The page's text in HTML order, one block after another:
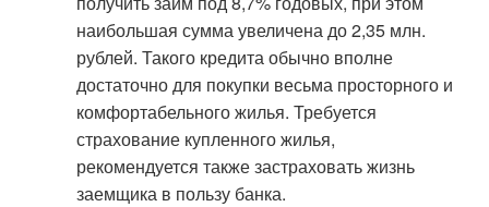
наибольшая сумма увеличена до 2,35 млн.
рублей. Такого кредита обычно вполне
достаточно для покупки весьма просторного и
комфортабельного жилья. Требуется
страхование купленного жилья,
рекомендуется также застраховать жизнь
заемщика в пользу банка.